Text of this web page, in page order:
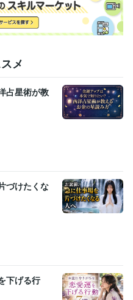
メ
占星術が教
づけたくな
下げる行